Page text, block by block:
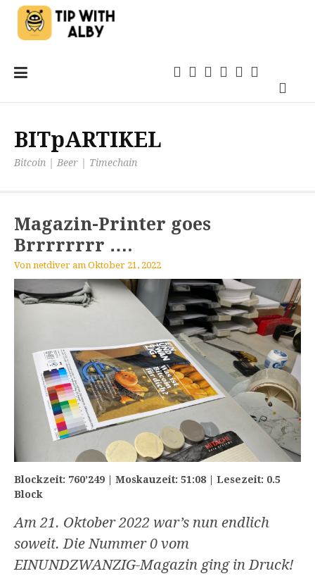
Zum
Inhalt
Einsteigen
21magazin
Anwendungen
TechSprech
Kommentar
BITpARTIKEL
Bitcoin | Beer | Timechain
Magazin-Printer goes
Brrrrrrrr ….
Von netdiver am Oktober 21, 2022
Blockzeit: 760’249 | Moskauzeit: 51:08 | Lesezeit: 0.5
Block
Am 21. Oktober 2022 war’s nun endlich
soweit. Die Nummer 0 vom
EINUNDZWANZIG-Magazin ging in Druck!